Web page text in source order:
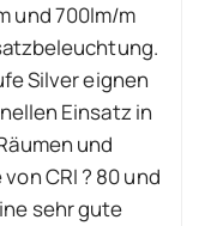
und 700lm/m
Silver eignen
Einsatz in
und
CRI ? 80 und
sehr gute